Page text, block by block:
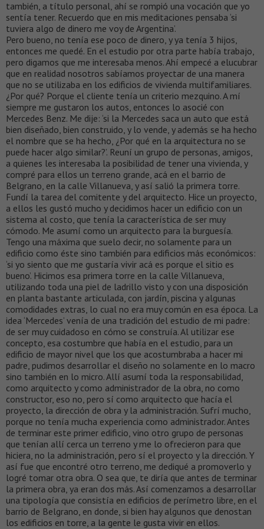
también, a título personal, ahí se rompió una vocación que yo
sentía tener. Recuerdo que en mis meditaciones pensaba ‘si
tuviera algo de dinero me voy de Argentina’.
Pero bueno, no tenía ese poco de dinero, y ya tenía 3 hijos,
entonces me quedé. En el estudio por otra parte había trabajo,
pero digamos que me interesaba menos. Ahí empecé a elucubrar
que en realidad nosotros sabíamos proyectar de una manera
que no se utilizaba en los edificios de vivienda multifamiliares.
¿Por qué? Porque el cliente tenía un criterio mezquino. A mí
siempre me gustaron los autos, entonces lo asocié con
Mercedes Benz. Me dije: ‘si la Mercedes saca un auto que está
bien diseñado, bien construido, y lo vende, y además se ha hecho
el nombre que se ha hecho, ¿Por qué en la arquitectura no se
puede hacer algo similar?’. Reuní un grupo de personas, amigos,
a quienes les interesaba la posibilidad de tener una vivienda, y
compré para ellos un terreno grande, acá en el barrio de
Belgrano, en la calle Villanueva, y así salió la primera torre.
Fundí la tarea del comitente y del arquitecto. Hice un proyecto,
a ellos les gustó mucho y decidimos hacer un edificio con un
sistema al costo, que tenía la característica de ser muy
cómodo. Me asumí como un arquitecto para la burguesía.
Tengo una máxima que suelo decir, no solamente para un
edificio como éste sino también para edificios más económicos:
‘si yo siento que me gustaría vivir acá es porque el sitio es
bueno’. Hicimos esa primera torre en la calle Villanueva,
utilizando toda una piel de ladrillo visto y con una disposición
en planta bastante articulada, con jardín, piscina y algunas
comodidades extras, lo cual no era muy común en esa época. La
idea ‘Mercedes’ venía de una tradición del estudio de mi padre:
de ser muy cuidadoso en cómo se construía. Al utilizar ese
concepto, esa costumbre que había en el estudio, para un
edificio de mayor nivel que los que acostumbraba a hacer mi
padre, pudimos desarrollar el diseño no solamente en lo macro
sino también en lo micro. Allí asumí toda la responsabilidad,
como arquitecto y como administrador de la obra, no como
constructor, eso no, pero sí como arquitecto que hacía el
proyecto, la dirección de obra y la administración. Sufrí mucho,
porque no tenía mucha experiencia como administrador. Antes
de terminar este primer edificio, vino otro grupo de personas
que tenían allí cerca un terreno y me lo ofrecieron para que
hiciera, no la administración, pero sí el proyecto y la dirección. Y
así fue que encontré otro terreno, me dediqué a promoverlo y
logré tomar otra obra. O sea que, te diría que antes de terminar
la primera obra, ya eran dos más. Así comenzamos a desarrollar
una tipología que consistía en edificios de perímetro libre, en el
barrio de Belgrano, en donde, si bien hay algunos que denostan
los edificios en torre, a la gente le gusta vivir en ellos.